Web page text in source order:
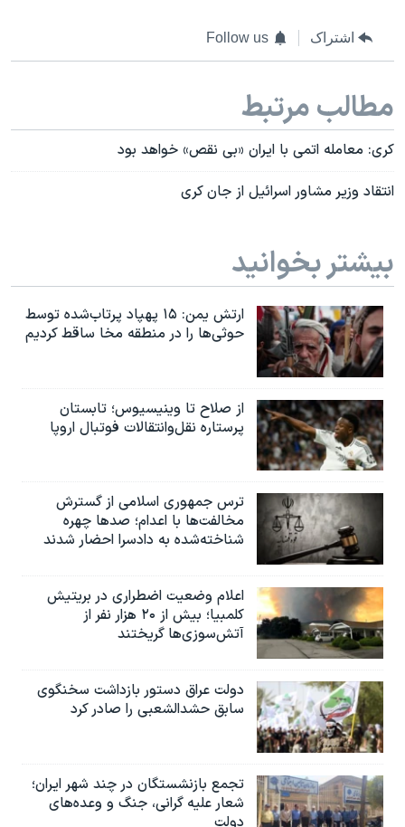
اشتراک Follow us
مطالب مرتبط
کری: معامله اتمی با ایران «بی نقص» خواهد بود
انتقاد وزیر مشاور اسرائیل از جان کری
بیشتر بخوانید
ارتش یمن: ۱۵ پهپاد پرتاب‌شده توسط
حوثی‌ها را در منطقه مخا ساقط کردیم
از صلاح تا وینیسیوس؛ تابستان
پرستاره نقل‌وانتقالات فوتبال اروپا
ترس جمهوری اسلامی از گسترش
مخالفت‌ها با اعدام؛ صدها چهره
شناخته‌شده به دادسرا احضار شدند
اعلام وضعیت اضطراری در بریتیش
کلمبیا؛ بیش از ۲۰ هزار نفر از
آتش‌سوزی‌ها گریختند
دولت عراق دستور بازداشت سخنگوی
سابق حشدالشعبی را صادر کرد
تجمع بازنشستگان در چند شهر ایران؛
شعار علیه گرانی، جنگ و وعده‌های
دولت